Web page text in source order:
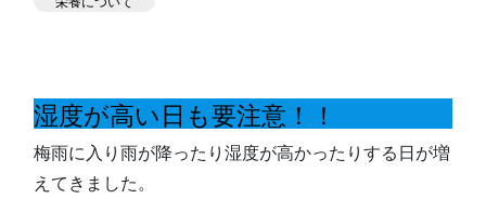
NEWS
湿度が高い日も要注意！！
梅雨に入り雨が降ったり湿度が高かったりする日が増
えてきました。